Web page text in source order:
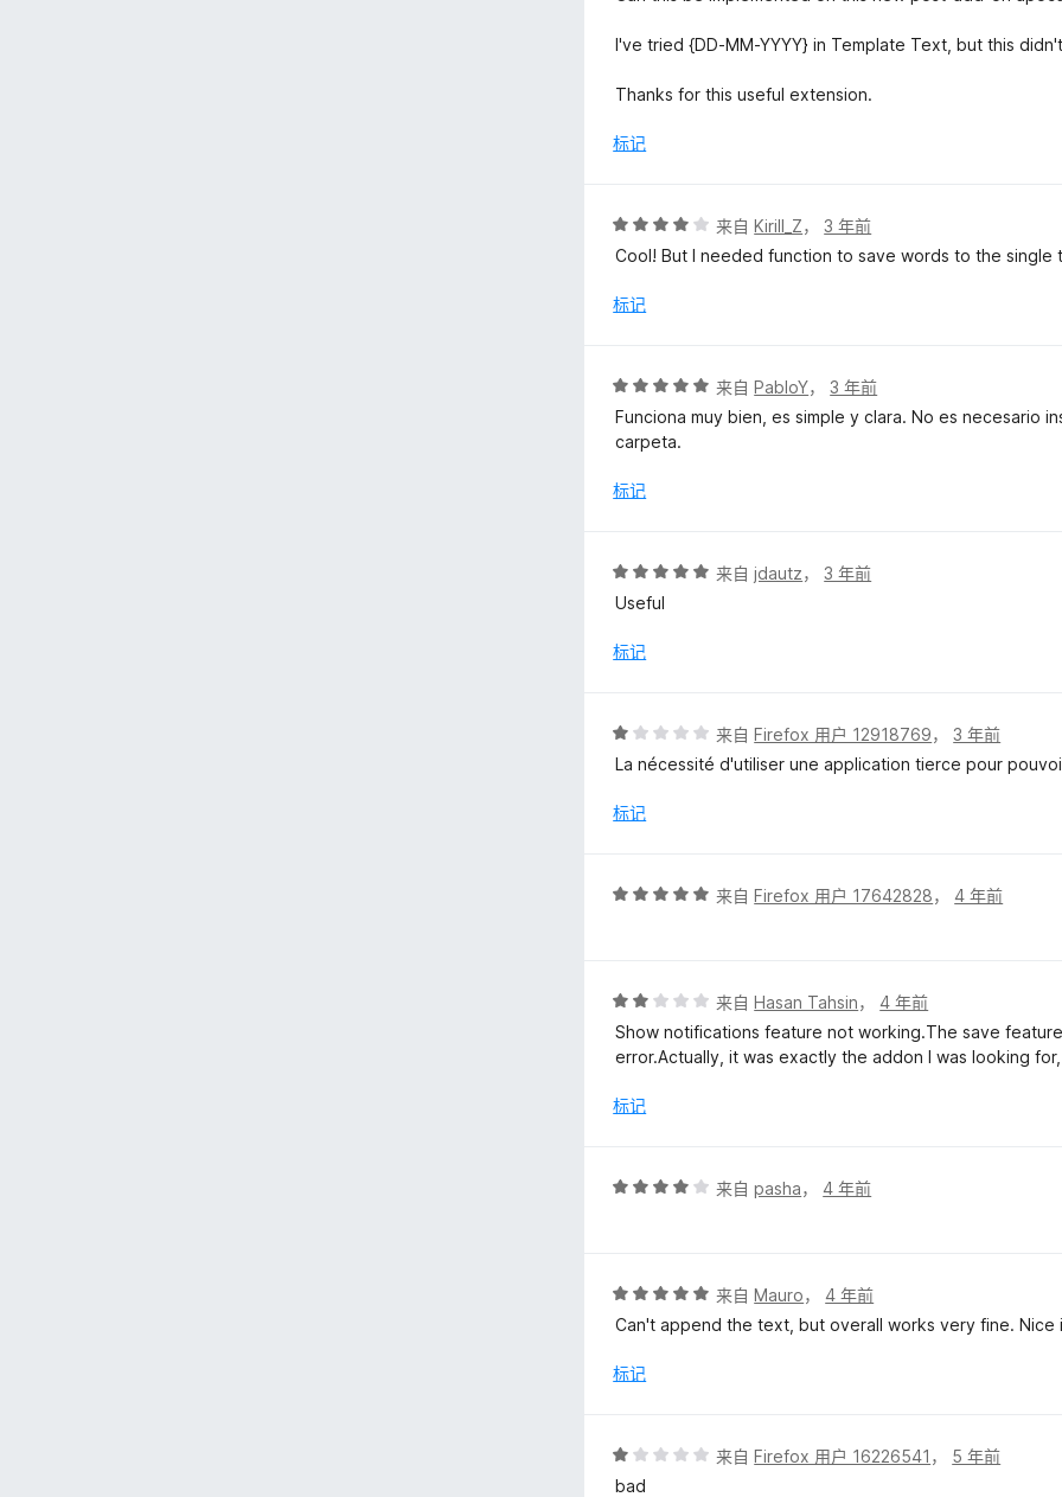
I've tried {DD-MM-YYYY} in Template Text, but this
Thanks for this useful extension.
标记
评
分
/
来自Kirill_Z，3 年前
Cool! But I needed function to save words to the single
标记
评
分
5
5
来自PabloY，3 年前
Funciona muy bien, es simple y clara. No es necesario
carpeta.
标记
评
分
/
来自jdautz，3 年前
Useful
标记
评
分
/
来自Firefox 用户 12918769，3 年前
La nécessité d'utiliser une application tierce pour
标记
评
5
来自Firefox 用户 17642828，4 年前
评
分
2
5
来自Hasan Tahsin，4 年前
Show notifications feature not working.The save
error.Actually, it was exactly the addon I was looking
标记
评
5
来自pasha，4 年前
评
分
/
来自Mauro，4 年前
Can't append the text, but overall works very fine. Nice
标记
评
分
来自Firefox 用户 16226541 ， 5 年前
bad